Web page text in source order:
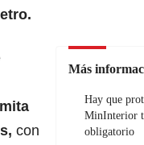
Más
Hay que
MinInterior
obligatorio
con